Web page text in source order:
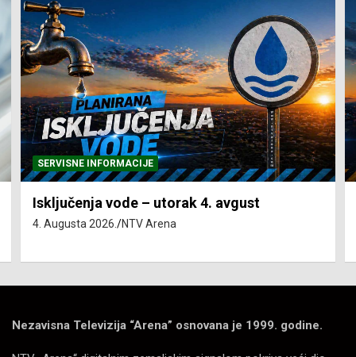
SERVISNE INFORMACIJE
Isključenja vode – utorak 4. avgust
4. Augusta 2026. NTV Arena
Nezavisna Televizija “Arena” osnovana je 1999. godine.